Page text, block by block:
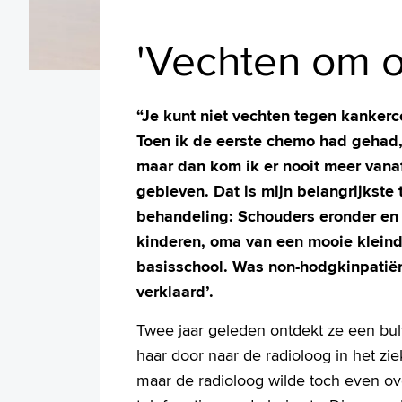
'Vechten om
“Je kunt niet vechten tegen
Toen ik de eerste chemo had
maar dan kom ik er nooit meer
gebleven. Dat is mijn belangrijkste
behandeling: Schouders eronder
kinderen, oma van een mooie
basisschool. Was non-
verklaard’.
Twee jaar geleden ontdekt ze een
haar door naar de radioloog in het
maar de radioloog wilde toch even